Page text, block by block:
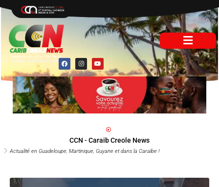
contenu
F
a
c
e
b
o
o
k
I
n
s
t
m
Y
o
u
t
b
e
Actualité en Guadeloupe, Martinique, Guyane et dans la Caraïbe !
CCN - Caraib Creole News